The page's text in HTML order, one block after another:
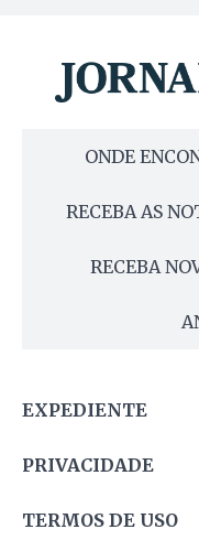
ONDE
RECEBA AS
RECEBA
EXPEDIENTE
PRIVACIDADE
TERMOS DE USO